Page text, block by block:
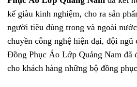
kế giàu kinh nghiệm, cho ra sản
người tiêu dùng trong và ngoài
chuyền công nghệ hiện đại, đội ngũ
Đồng Phục Áo Lớp Quảng Nam đã
cho khách hàng những bộ đồng